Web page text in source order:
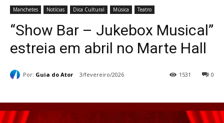
Manchetes Notícias Dica Cultural Música Teatro
“Show Bar – Jukebox Musical”
estreia em abril no Marte Hall
Por: Guia do Ator 3/fevereiro/2026 0
1531